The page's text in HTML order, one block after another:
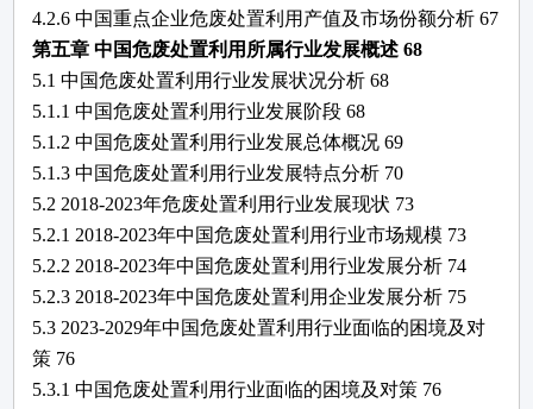
4.2.6 中国重点企业危废处置利用 产值及市场份额分析 67
第五章 中国危废处置利用 所属行业发展概述 68
5.1 中国危废处置利用行业发展状况分析 68
5.1.1 中国危废处置利用行业发展阶段 68
5.1.2 中国危废处置利用行业发展总体概况 69
5.1.3 中国危废处置利用行业发展特点分析 70
5.2 2018-2023年危废处置利用行业发展现状 73
5.2.1 2018-2023年中国危废处置利用行业市场规模 73
5.2.2 2018-2023年中国危废处置利用行业发展分析 74
5.2.3 2018-2023年中国危废处置利用企业发展分析 75
5.3 2023-2029年中国危废处置利用行业面临的困境及对
策 76
5.3.1 中国危废处置利用行业面临的困境及对策 76